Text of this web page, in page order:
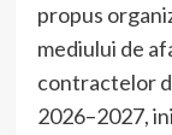
propus
mediului de
contractelor
2026–2027,